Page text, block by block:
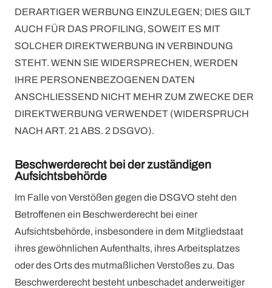
DERARTIGER WERBUNG EINZULEGEN; DIES GILT
AUCH FÜR DAS PROFILING, SOWEIT ES MIT
SOLCHER DIREKTWERBUNG IN VERBINDUNG
STEHT. WENN SIE WIDERSPRECHEN, WERDEN
IHRE PERSONENBEZOGENEN DATEN
ANSCHLIESSEND NICHT MEHR ZUM ZWECKE DER
DIREKTWERBUNG VERWENDET (WIDERSPRUCH
NACH ART. 21 ABS. 2 DSGVO).
Beschwerde­recht bei der zuständigen
Aufsichts­behörde
Im Falle von Verstößen gegen die DSGVO steht den
Betroffenen ein Beschwerderecht bei einer
Aufsichtsbehörde, insbesondere in dem Mitgliedstaat
ihres gewöhnlichen Aufenthalts, ihres Arbeitsplatzes
oder des Orts des mutmaßlichen Verstoßes zu. Das
Beschwerderecht besteht unbeschadet anderweitiger